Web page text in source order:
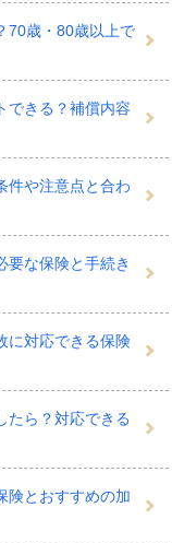
ろもあり、ご自
討したい保険で
。
の車やモ
に備えら
ているときに思
せたり、人の車
あります。そん
です。
70歳・80歳以上で
できる？補償内容
件や注意点と合わ
要な保険と手続き
に対応できる保険
たら？対応できる
険とおすすめの加